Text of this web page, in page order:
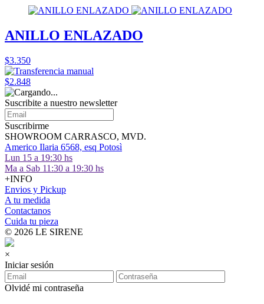
ANILLO ENLAZADO
$3.350
$2.848
Suscribite a nuestro newsletter
Suscribirme
SHOWROOM CARRASCO, MVD.
Americo Ilaria 6568, esq Potosì
Lun 15 a 19:30 hs
Ma a Sab 11:30 a 19:30 hs
+INFO
Envios y Pickup
A tu medida
Contactanos
Cuida tu pieza
© 2026 LE SIRENE
×
Iniciar sesión
Olvidé mi contraseña